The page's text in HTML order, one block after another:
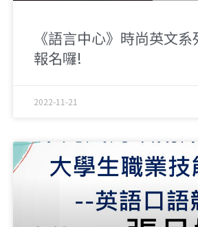
《語言中心》時尚英文
報名囉!
2022-11-21